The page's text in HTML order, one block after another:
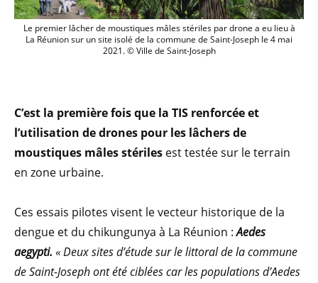
Le premier lâcher de moustiques mâles stériles par drone a eu lieu à
La Réunion sur un site isolé de la commune de Saint-Joseph le 4 mai
2021. © Ville de Saint-Joseph
C’est la première fois que la TIS renforcée et
l’utilisation de drones pour les lâchers de
moustiques mâles stériles est testée sur le terrain
en zone urbaine.
Ces essais pilotes visent le vecteur historique de la
dengue et du chikungunya à La Réunion :Aedes
aegypti. « Deux sites d’étude sur le littoral de la commune
de Saint-Joseph ont été ciblées car les populations d’Aedes